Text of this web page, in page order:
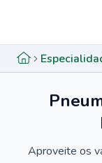
Aproveite os